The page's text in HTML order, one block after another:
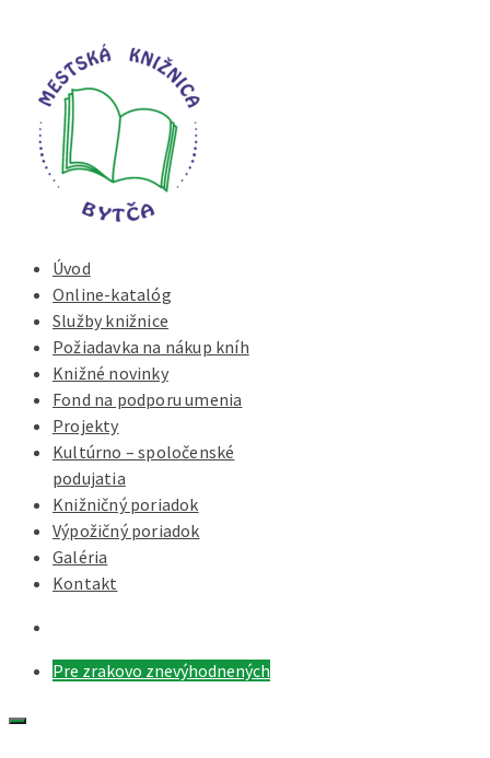
Úvod
Online-katalóg
Služby knižnice
Požiadavka na nákup kníh
Knižné novinky
Fond na podporu umenia
Projekty
Kultúrno – spoločenské
podujatia
Knižničný poriadok
Výpožičný poriadok
Galéria
Kontakt
Pre zrakovo znevýhodnených